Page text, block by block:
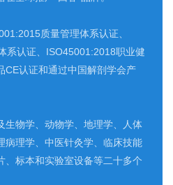
质量管理体系认证、
系认证、ISO45001:2018职业健
CE认证和通过中国解剖学会产
生物学、动物学、地理学、人体
病理学、中医针灸学、临床技能
、标本和实验室设备等二十多个